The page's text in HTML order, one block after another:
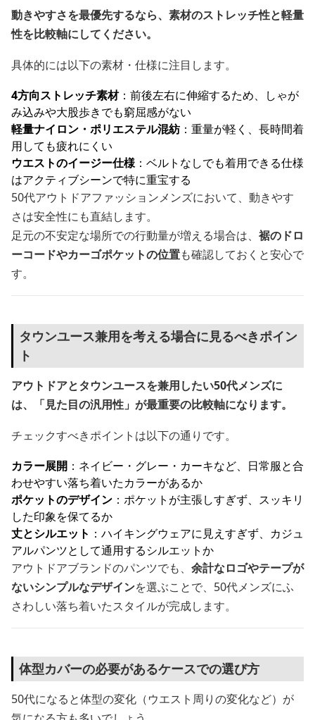
動きやすさを最優先するなら、素材のストレッチ性と軽量
性を比較軸にしてください。
具体的には以下の素材・仕様に注目します。
4方向ストレッチ素材：前後左右に伸縮するため、しゃが
み込みや大股歩きでも窮屈感がない
軽量ナイロン・ポリエステル混紡 ：重量が軽く、長時間着
用しても疲れにくい
ウエストのイージー仕様：ベルトなしでも着用できる仕様
はアクティブシーンで特に重宝する
50代アウトドアファッションメンズにおいて、動きやす
さは安全性にも直結します。
足元の不安定な場所での行動量が増える場合は、 裾のドロ
ーコードやカーゴポケットの位置も確認しておくと安心で
す。
タウンユース兼用を考える場合に見るべきポイン
ト
アウトドアとタウンユースを兼用したい50代メンズに
は、「見た目の汎用性」が最重要の比較軸になります。
チェックすべきポイントは以下の通りです。
カラー展開 ：ネイビー・グレー・カーキなど、日常服と合
わせやすい落ち着いたカラーがあるか
ポケットのデザイン ：ポケットが主張しすぎず、スッキリ
した印象を保てるか
丈とシルエット ：ハイキングウェアに見えすぎず、カジュ
アルパンツとして通用するシルエットか
アウトドアブランドのパンツでも、 余計なロゴやテープが
ないシンプルなデザインを選ぶことで、50代メンズにふ
さわしい落ち着いたスタイルが完成します。
体型カバーの必要があるケースでの選び方
50代になると体型の変化（ウエスト周りの変化など）が